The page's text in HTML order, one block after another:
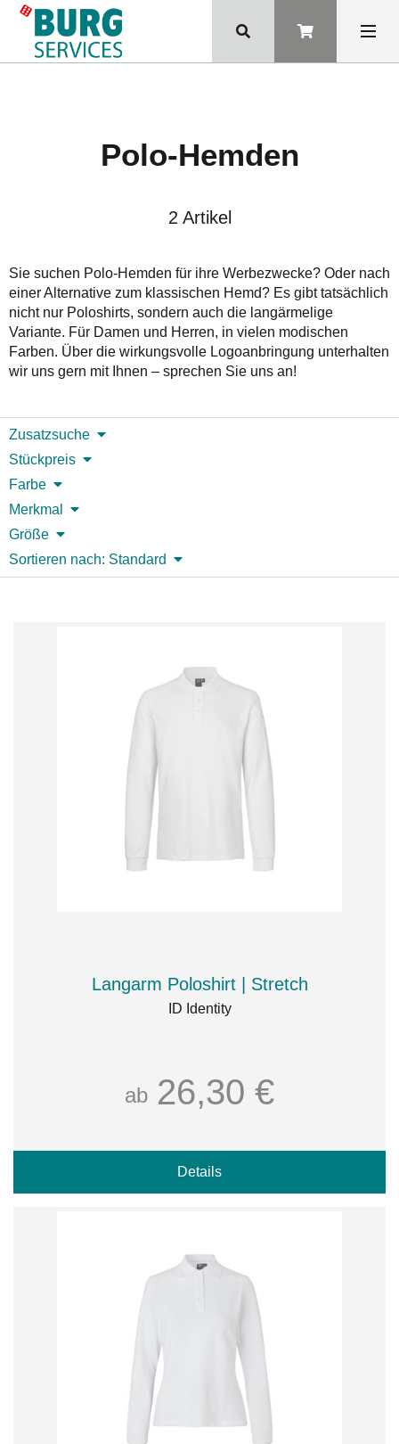
Polo-Hemden
2 Artikel
Sie suchen Polo-Hemden für ihre Werbezwecke? Oder nach
einer Alternative zum klassischen Hemd? Es gibt tatsächlich
nicht nur Poloshirts, sondern auch die langärmelige
Variante. Für Damen und Herren, in vielen modischen
Farben. Über die wirkungsvolle Logoanbringung unterhalten
wir uns gern mit Ihnen – sprechen Sie uns an!
Zusatzsuche
Stückpreis
Farbe
Merkmal
Größe
Sortieren nach: Standard
Langarm Poloshirt | Stretch
ID Identity
ab 26,30 €
Details